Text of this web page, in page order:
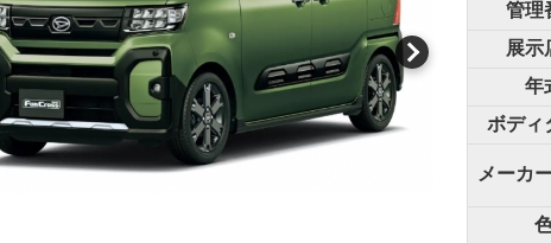
管理
展示
年
ボディ
メーカ